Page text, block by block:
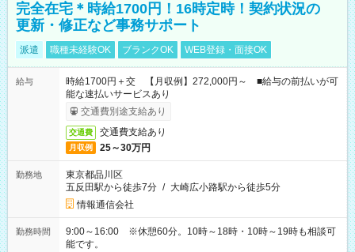
完全在宅＊時給1700円！16時定時！契約状況の
更新・修正など事務サポート
派遣 職種未経験OK ブランクOK WEB登録・面接OK
給与
時給1700円＋交 【月収例】272,000円～ ■給与の前払いが可
能な速払いサービスあり
交通費別途支給あり
交通費 交通費支給あり
月収例 25～30万円
勤務地
東京都品川区
五反田駅から徒歩7分 / 大崎広小路駅から徒歩5分
情報通信会社
勤務時間
9:00～16:00 ※休憩60分。10時～18時・10時～19時も相談可
能です。